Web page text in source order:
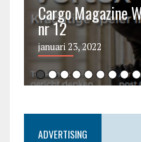
Cargo Magazine
nr 12
januari 23, 2022
ADVERTISING